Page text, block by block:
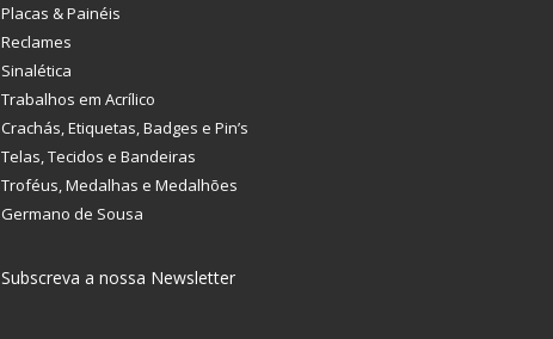
Placas & Painéis
Reclames
Sinalética
Trabalhos em Acrílico
Crachás, Etiquetas, Badges e Pin’s
Telas, Tecidos e Bandeiras
Troféus, Medalhas e Medalhões
Germano de Sousa
Subscreva a nossa Newsletter